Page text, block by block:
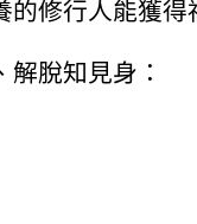
修行人能獲
脫知見身：